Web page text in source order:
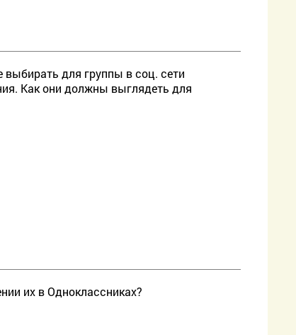
выбирать для группы в соц. сети
Как они должны выглядеть для
их в Одноклассниках?